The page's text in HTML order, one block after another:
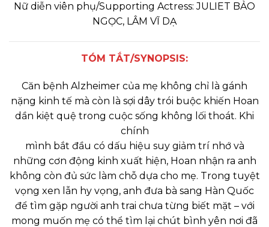
Nữ diễn viên phụ/Supporting Actress: JULIET BẢO
NGỌC, LÂM VĨ DẠ
TÓM TẮT/SYNOPSIS:
Căn bệnh Alzheimer của mẹ không chỉ là gánh
nặng kinh tế mà còn là sợi dây trói buộc khiến Hoan
dần kiệt quệ trong cuộc sống không lối thoát. Khi
chính
mình bắt đầu có dấu hiệu suy giảm trí nhớ và
những cơn động kinh xuất hiện, Hoan nhận ra anh
không còn đủ sức làm chỗ dựa cho mẹ. Trong tuyệt
vọng xen lẫn hy vọng, anh đưa bà sang Hàn Quốc
để tìm gặp người anh trai chưa từng biết mặt – với
mong muốn mẹ có thể tìm lại chút bình yên nơi đã